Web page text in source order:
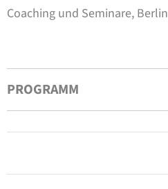
Coaching und Seminare, Berlin
PROGRAMM